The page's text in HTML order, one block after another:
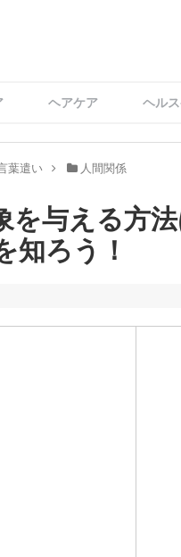
ヘアケア ヘル
葉遣い 人間関係
を与える方
知ろう！